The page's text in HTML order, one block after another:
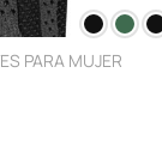
PARA MUJER